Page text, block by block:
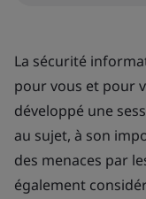
La sécurité
pour vous et pour
développé une
au sujet, à son
des menaces par
également